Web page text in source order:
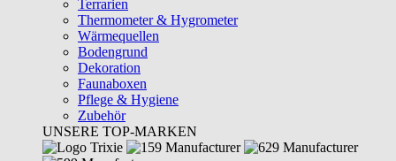
Terrarien
Thermometer & Hygrometer
Wärmequellen
Bodengrund
Dekoration
Faunaboxen
Pflege & Hygiene
Zubehör
UNSERE TOP-MARKEN